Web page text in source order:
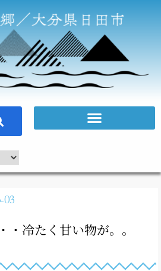
03
・冷たく甘い物が。。